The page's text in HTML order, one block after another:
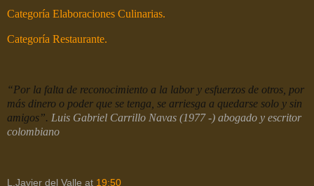
Categoría Elaboraciones Culinarias.
Categoría Restaurante.
“Por la falta de reconocimiento a la labor y esfuerzos de otros, por
más dinero o poder que se tenga, se arriesga a quedarse solo y sin
amigos”. Luis Gabriel Carrillo Navas (1977 -) abogado y escritor
colombiano
L.Javier del Valle at 19:50